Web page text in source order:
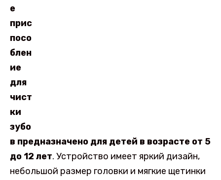
е
прис
посо
блен
ие
для
чист
ки
зубо
в предназначено для детей в возрасте от 5
до 12 лет. Устройство имеет яркий дизайн,
небольшой размер головки и мягкие щетинки